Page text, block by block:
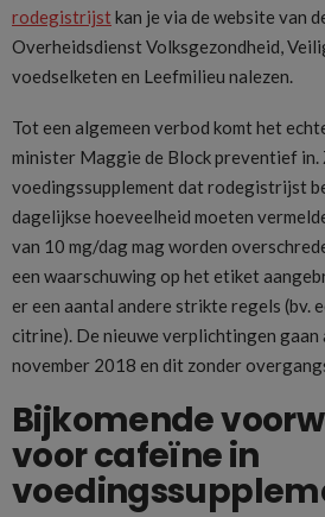
rodegistrijst kan je via de website van
Overheidsdienst Volksgezondheid,
voedselketen en Leefmilieu nalezen.
Tot een algemeen verbod komt het
minister Maggie de Block preventief in.
voedingssupplement dat rodegistrijst
dagelijkse hoeveelheid moeten
van 10 mg/dag mag worden
een waarschuwing op het etiket
er een aantal andere strikte regels (bv.
citrine). De nieuwe verplichtingen gaan
november 2018 en dit zonder
Bijkomende
voor cafeïne in